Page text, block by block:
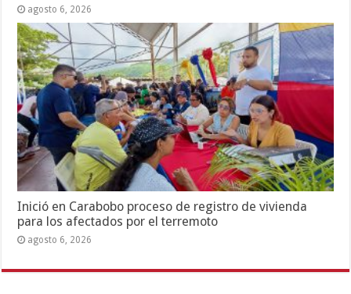
agosto 6, 2026
Inició en Carabobo proceso de registro de vivienda
para los afectados por el terremoto
agosto 6, 2026